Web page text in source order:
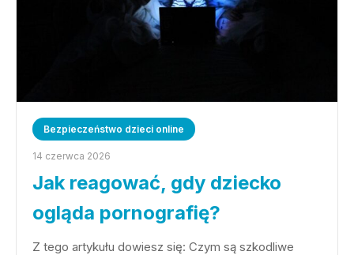
Bezpieczeństwo dzieci online
14 czerwca 2026
Jak reagować, gdy dziecko
ogląda pornografię?
Z tego artykułu dowiesz się: Czym są szkodliwe